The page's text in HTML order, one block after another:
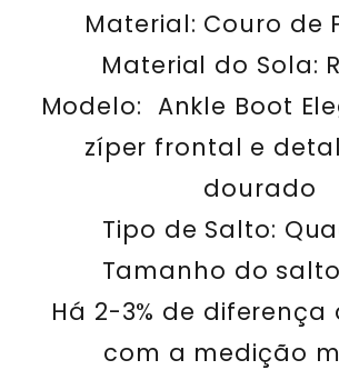
Material: Couro de
Material do Sola:
Modelo: Ankle Boot
zíper frontal e
dourado
Tipo de Salto:
Tamanho do
Há 2-3% de
com a medição